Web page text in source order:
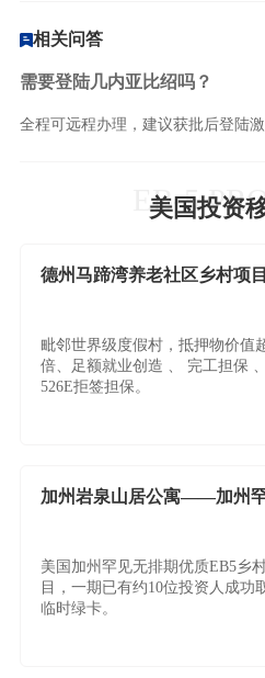
相关问答
需要登陆几内亚比绍吗？
全程可远程办理，建议获批后登陆激
EB-5
美国投资
德州马蹄湾养老社区乡村项目
毗邻世界级度假村，抵押物价值
倍、足额就业创造 、 完工担保
526E拒签担保。
加州岩泉山居公寓——加州
美国加州罕见无排期优质EB5乡
目，一期已有约10位投资人成功
临时绿卡。